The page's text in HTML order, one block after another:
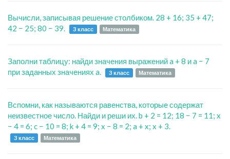
Вычисли, записывая решение столбиком. 28 + 16; 35 + 47;
42 − 25; 80 − 39.
3 класс Математика
Заполни таблицу: найди значения выражений a + 8 и a − 7
при заданных значениях a.
3 класс Математика
Вспомни, как называются равенства, которые содержат
неизвестное число. Найди и реши их. b + 2 = 12; 18 − 7 = 11; x
− 4 = 6; c − 10 = 8; k + 4 = 9; x − 8 = 2; a + x; x + 3.
3 класс Математика